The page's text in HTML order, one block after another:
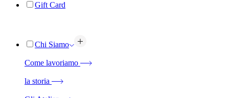
Gift Card
Chi Siamo
Come lavoriamo
la storia